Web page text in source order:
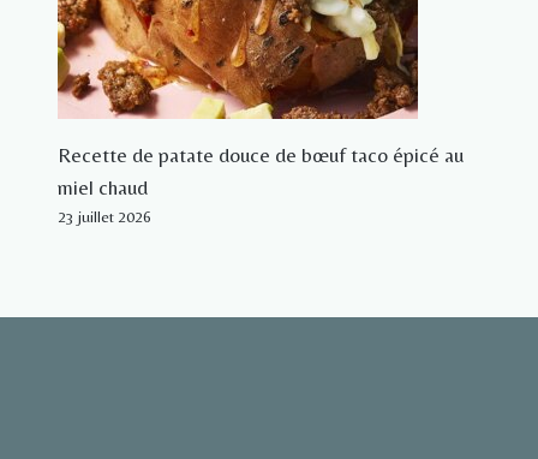
Recette de patate douce de bœuf taco épicé au
miel chaud
23 juillet 2026